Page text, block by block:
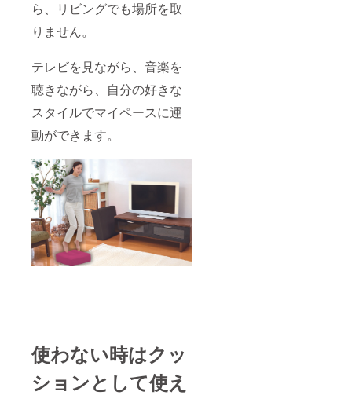
ら、リビングでも場所を取
りません。
テレビを見ながら、音楽を
聴きながら、自分の好きな
スタイルでマイペースに運
動ができます。
使わない時はクッ
ションとして使え